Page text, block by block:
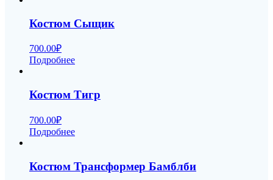
Костюм Сыщик
700.00₽
Подробнее
Костюм Тигр
700.00₽
Подробнее
Костюм Трансформер Бамблби